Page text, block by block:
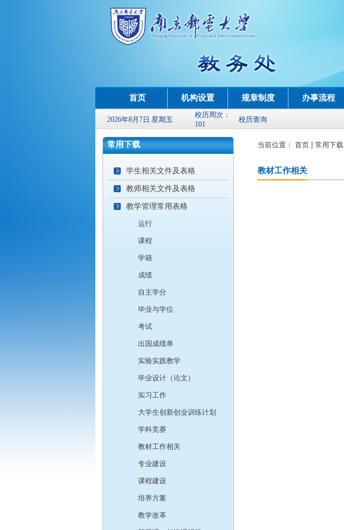
首页 机构设置 规章制度 办事流程
2026年8月7日 星期五
校历周次：
101
校历查询
常用下载 当前位置： 首页 常用下载
学生相关文件及表格
教师相关文件及表格
教学管理常用表格
运行
课程
学籍
成绩
自主学分
毕业与学位
考试
出国成绩单
实验实践教学
毕业设计（论文）
实习工作
大学生创新创业训练计划
学科竞赛
教材工作相关
专业建设
课程建设
培养方案
教学改革
教材工作相关